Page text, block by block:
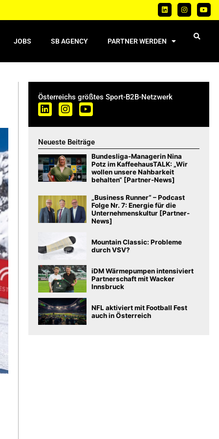
JOBS SB AGENCY PARTNER WERDEN
Österreichs größtes Sport-B2B-Netzwerk
Neueste Beiträge
Bundesliga-Managerin Nina
Potz im KaffeehausTALK: „Wir
wollen unsere Nahbarkeit
behalten“ [Partner-News]
„Business Runner“ – Podcast
Folge Nr. 7: Energie für die
Unternehmenskultur [Partner-
News]
Mountain Classic: Probleme
durch VSV?
iDM Wärmepumpen intensiviert
Partnerschaft mit Wacker
Innsbruck
NFL aktiviert mit Football Fest
auch in Österreich